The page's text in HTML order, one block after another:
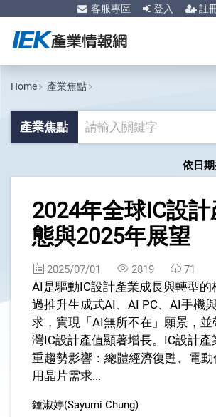
客服專區 登入 註
Home 產業焦點
產業焦點
依日
2024年全球IC設
態與2025年展望
2025/07/01 2819 71
AI是驅動IC設計產業成長與轉型的
過推升生成式AI、AI PC、AI手機
求，實現「AI無所不在」願景，並
灣IC設計產值顯著增長。IC設計產
重趨勢影響：總體經濟復甦、電
用晶片需求...
鍾淑婷(Sayumi Chung)